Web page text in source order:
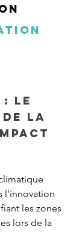
: le
la
l'innovation
les zones
lors de la